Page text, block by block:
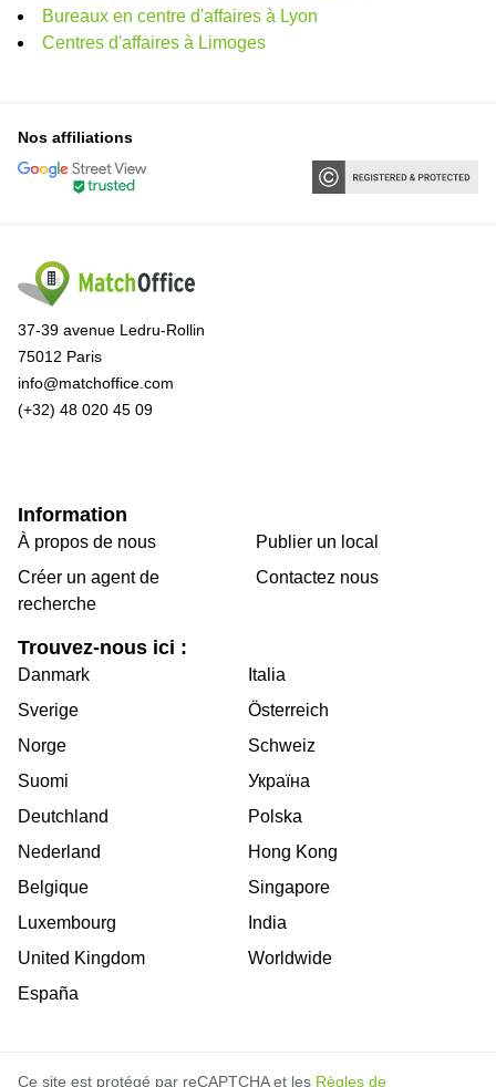
Bureaux en centre d'affaires à Lyon
Centres d'affaires à Limoges
Nos affiliations
37-39 avenue Ledru-Rollin
75012 Paris
info@matchoffice.com
(+32) 48 020 45 09
Information
À propos de nous
Créer un agent de
recherche
Publier un local
Contactez nous
Trouvez-nous ici :
Danmark
Sverige
Norge
Suomi
Deutchland
Nederland
Belgique
Luxembourg
United Kingdom
España
Italia
Österreich
Schweiz
Україна
Polska
Hong Kong
Singapore
India
Worldwide
Ce site est protégé par reCAPTCHA et les Règles de